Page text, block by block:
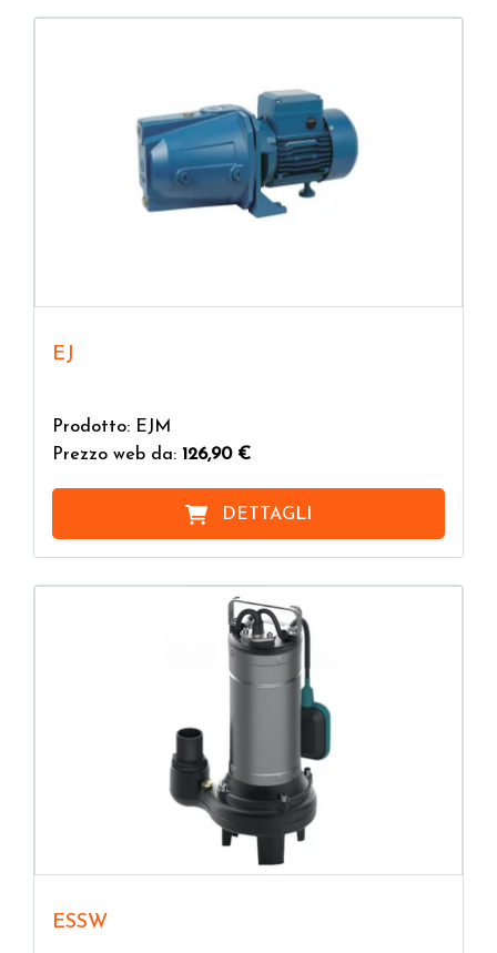
EJ
Prodotto: EJM
Prezzo web da: 126,90 €
DETTAGLI
ESSW